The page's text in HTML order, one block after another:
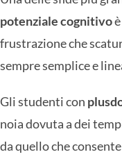
potenziale cognitivoè
frustrazione che
sempre semplice e
Gli studenti con
noia dovuta a dei
da quello che